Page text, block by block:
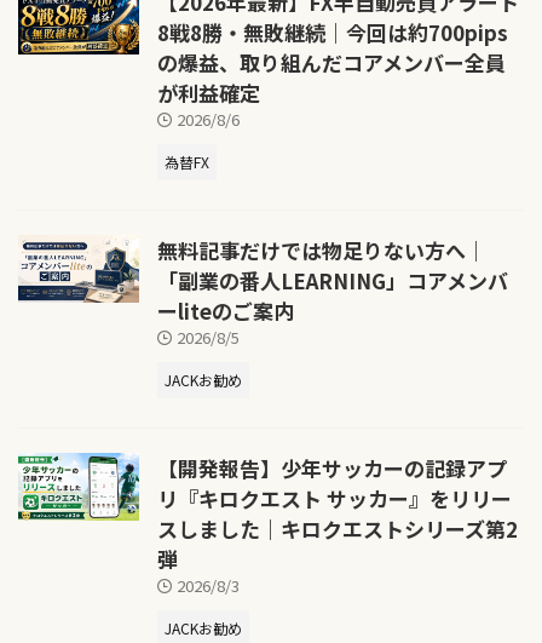
8戦8勝・無敗継続｜今回は約700pips
の爆益、取り組んだコアメンバー全員
が利益確定
2026/8/6
為替FX
無料記事だけでは物足りない方へ｜
「副業の番人LEARNING」コアメンバ
ーliteのご案内
2026/8/5
JACKお勧め
【開発報告】少年サッカーの記録アプ
リ『キロクエスト サッカー』をリリー
スしました｜キロクエストシリーズ第2
弾
2026/8/3
JACKお勧め